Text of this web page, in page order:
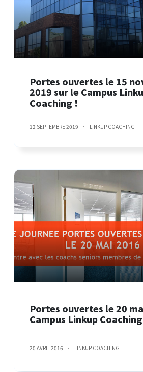
Portes ouvertes le 15
2019 sur le Campus
Coaching !
12 SEPTEMBRE 2019 LINKUP COACHING
Portes ouvertes le 20
Campus Linkup
20 AVRIL 2016 LINKUP COACHING